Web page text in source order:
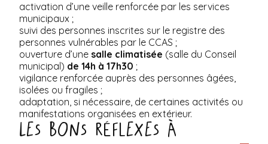
activation d’une veille renforcée par les services
municipaux ;
suivi des personnes inscrites sur le registre des
personnes vulnérables par le CCAS ;
ouverture d’une salle climatisée (salle du Conseil
municipal) de 14h à 17h30 ;
vigilance renforcée auprès des personnes âgées,
isolées ou fragiles ;
adaptation, si nécessaire, de certaines activités ou
manifestations organisées en extérieur.
Les bons réflexes à